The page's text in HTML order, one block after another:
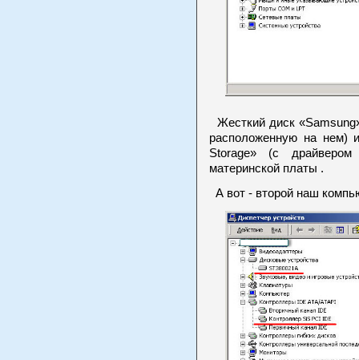
Жесткий диск
расположенную на нем)
Storage» (с
материнской платы .
А вот - второй наш